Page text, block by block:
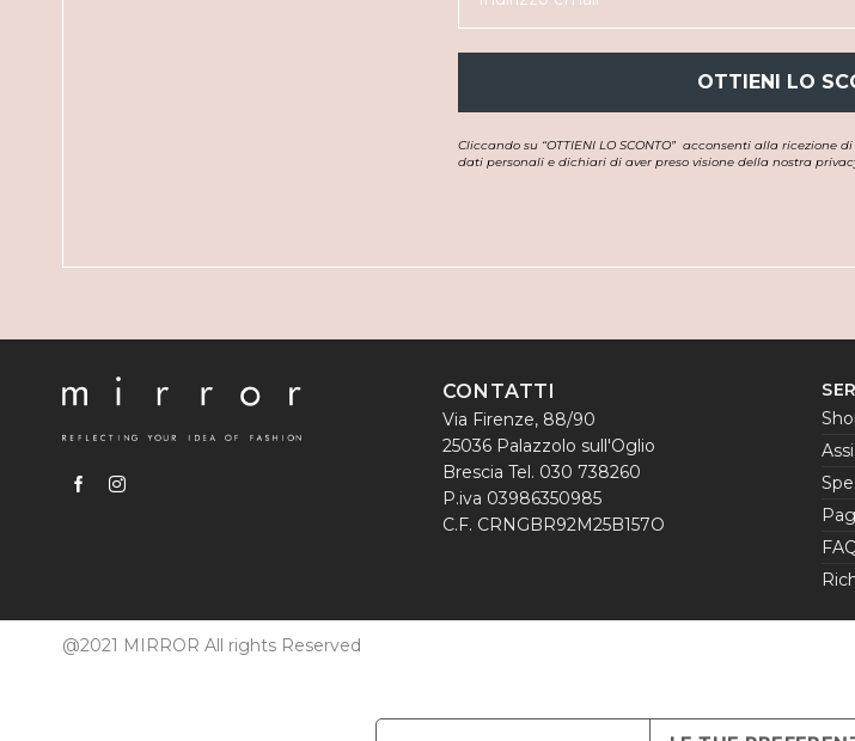
OTTIENI LO
Cliccando su “OTTIENI LO SCONTO” acconsenti alla ricezione
dati personali e dichiari di aver preso visione della nostra
CONTATTI
Via Firenze, 88/90
25036 Palazzolo sull'Oglio
Brescia Tel. 030 738260
P.iva 03986350985
C.F. CRNGBR92M25B157O
@2021 MIRROR All rights Reserved